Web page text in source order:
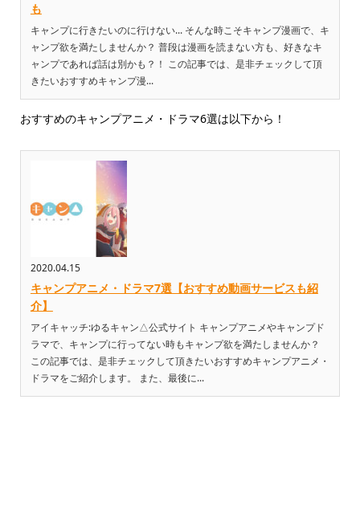
も
キャンプに行きたいのに行けない... そんな時こそキャンプ漫画で、キ
ャンプ欲を満たしませんか？ 普段は漫画を読まない方も、好きなキ
ャンプであれば話は別かも？！ この記事では、是非チェックして頂
きたいおすすめキャンプ漫...
おすすめのキャンプアニメ・ドラマ6選は以下から！
2020.04.15
キャンプアニメ・ドラマ7選【おすすめ動画サービスも紹
介】
アイキャッチ:ゆるキャン△公式サイト キャンプアニメやキャンプド
ラマで、キャンプに行ってない時もキャンプ欲を満たしませんか？
この記事では、是非チェックして頂きたいおすすめキャンプアニメ・
ドラマをご紹介します。 また、最後に...